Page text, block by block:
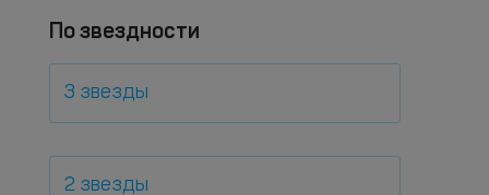
По звездности
3 звезды
2 звезды